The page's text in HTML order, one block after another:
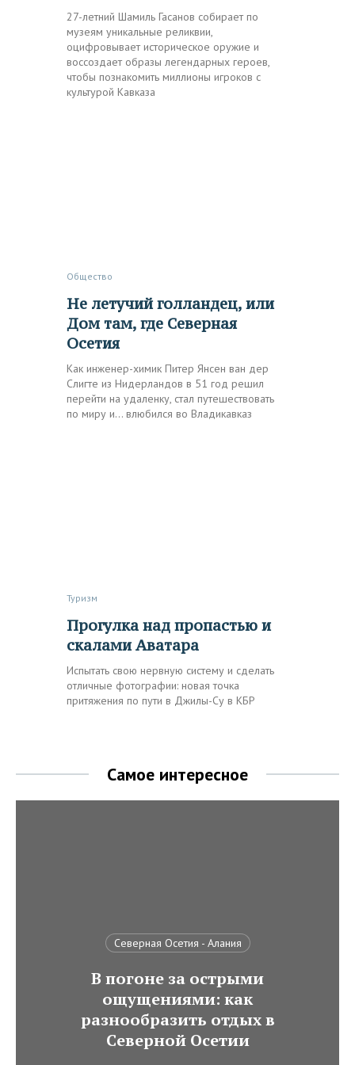
27-летний Шамиль Гасанов собирает по
музеям уникальные реликвии,
оцифровывает историческое оружие и
воссоздает образы легендарных героев,
чтобы познакомить миллионы игроков с
культурой Кавказа
Общество
Не летучий голландец, или
Дом там, где Северная
Осетия
Как инженер-химик Питер Янсен ван дер
Слигте из Нидерландов в 51 год решил
перейти на удаленку, стал путешествовать
по миру и… влюбился во Владикавказ
Туризм
Прогулка над пропастью и
скалами Аватара
Испытать свою нервную систему и сделать
отличные фотографии: новая точка
притяжения по пути в Джилы-Су в КБР
Самое интересное
Северная Осетия - Алания
В погоне за острыми
ощущениями: как
разнообразить отдых в
Северной Осетии